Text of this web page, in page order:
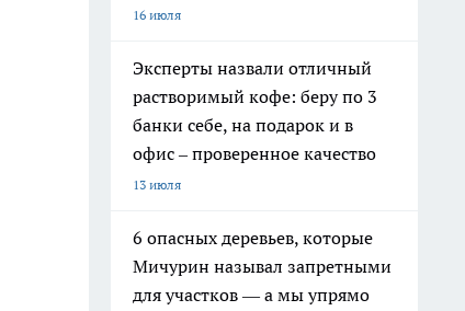
16 июля
Эксперты назвали отличный
растворимый кофе: беру по 3
банки себе, на подарок и в
офис – проверенное качество
13 июля
6 опасных деревьев, которые
Мичурин называл запретными
для участков — а мы упрямо